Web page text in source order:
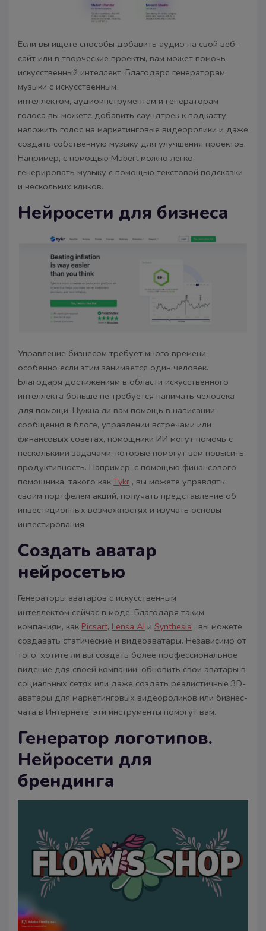
Если вы ищете способы добавить аудио на свой веб-
сайт или в творческие проекты, вам может помочь
искусственный интеллект. Благодаря генераторам
музыки с искусственным
интеллектом, аудиоинструментам и генераторам
голоса вы можете добавить саундтрек к подкасту,
наложить голос на маркетинговые видеоролики и даже
создать собственную музыку для улучшения проектов.
Например, с помощью Mubert можно легко
генерировать музыку с помощью текстовой подсказки
и нескольких кликов.
Нейросети для бизнеса
Управление бизнесом требует много времени,
особенно если этим занимается один человек.
Благодаря достижениям в области искусственного
интеллекта больше не требуется нанимать человека
для помощи. Нужна ли вам помощь в написании
сообщения в блоге, управлении встречами или
финансовых советах, помощники ИИ могут помочь с
несколькими задачами, которые помогут вам повысить
продуктивность. Например, с помощью финансового
помощника, такого как Tykr , вы можете управлять
своим портфелем акций, получать представление об
инвестиционных возможностях и изучать основы
инвестирования.
Создать аватар
нейросетью
Генераторы аватаров с искусственным
интеллектом сейчас в моде. Благодаря таким
компаниям, как Picsart, Lensa AI и Synthesia , вы можете
создавать статические и видеоаватары. Независимо от
того, хотите ли вы создать более профессиональное
видение для своей компании, обновить свои аватары в
социальных сетях или даже создать реалистичные 3D-
аватары для маркетинговых видеороликов или бизнес-
чата в Интернете, эти инструменты помогут вам.
Генератор логотипов.
Нейросети для
брендинга